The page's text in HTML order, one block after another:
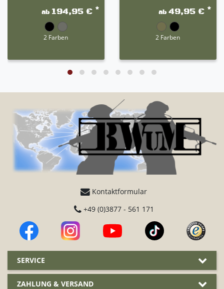
ab 194,95 € *
2 Farben
ab 49,95 € *
2 Farben
Kontaktformular
+49 (0)3877 - 561 171
SERVICE
ZAHLUNG & VERSAND